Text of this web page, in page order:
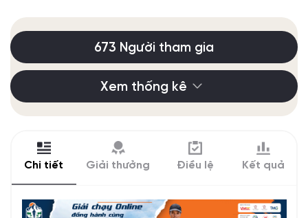
673 Người tham gia
Xem thống kê
Chi tiết Giải thưởng Điều lệ Kết quả